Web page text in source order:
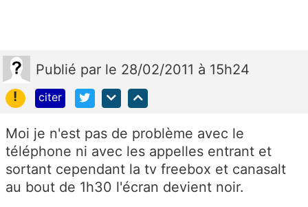
Publié par le 28/02/2011 à 15h24
!
citer
Moi je n'est pas de problème avec le
téléphone ni avec les appelles entrant et
sortant cependant la tv freebox et canasalt
au bout de 1h30 l'écran devient noir.